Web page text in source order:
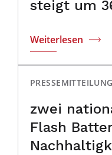
steigt um
Weiterlesen
zwei
Flash